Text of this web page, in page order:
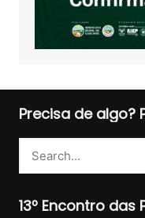
Precisa de algo?
13º Encontro das